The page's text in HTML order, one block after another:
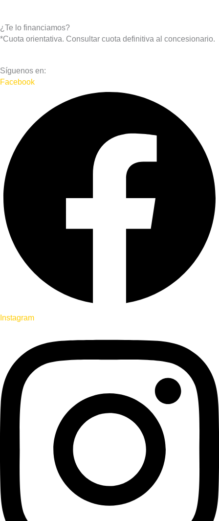
¿Te lo financiamos?
*Cuota orientativa. Consultar cuota definitiva al concesionario.
Síguenos en:
Facebook
Instagram